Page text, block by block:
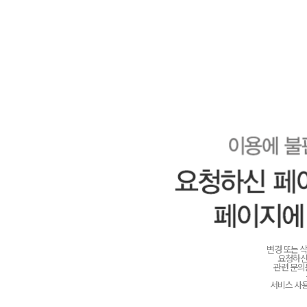
변경 또는
요청하
관련 문
서비스 사